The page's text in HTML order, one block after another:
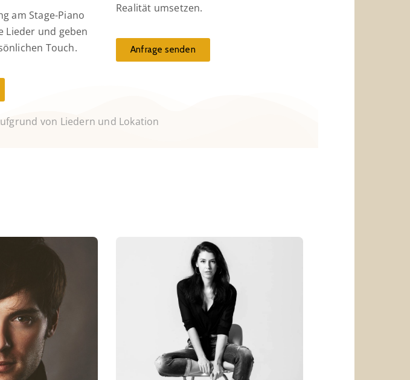
am Stage-Piano
Lieder und geben
Touch.
Realität umsetzen.
Anfrage senden
von Liedern und Lokation